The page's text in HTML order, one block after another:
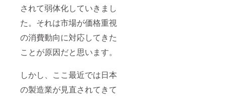
されて弱体化していきまし
た。それは市場が価格重視
の消費動向に対応してきた
ことが原因だと思います。
しかし、ここ最近では日本
の製造業が見直されてきて